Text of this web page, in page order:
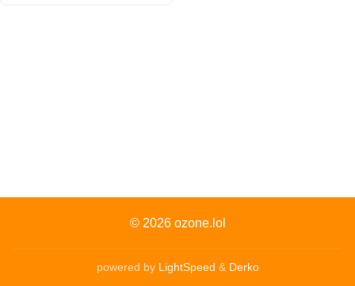
© 2026 ozone.lol
powered by LightSpeed & Derko